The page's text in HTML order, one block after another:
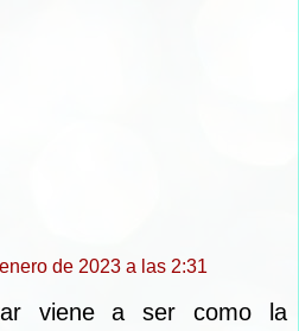
de 2023 a las 2:31
viene a ser como la